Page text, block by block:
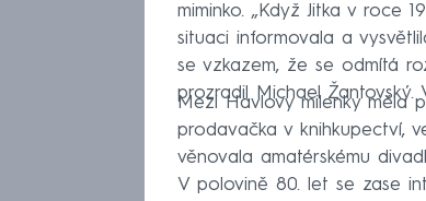
miminko. „Když Jitka v roce
situaci informovala a
se vzkazem, že se odmítá
prozradil Michael
Mezi Havlovy milenky měla
prodavačka v knihkupectví,
věnovala amatérskému
V polovině 80. let se zase